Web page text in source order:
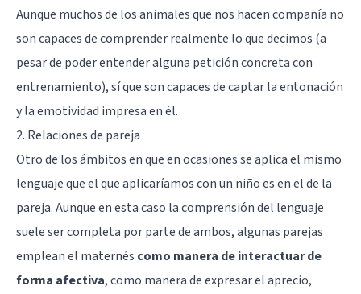
Aunque muchos de los animales que nos hacen compañía no
son capaces de comprender realmente lo que decimos (a
pesar de poder entender alguna petición concreta con
entrenamiento), sí que son capaces de captar la entonación
y la emotividad impresa en él.
2. Relaciones de pareja
Otro de los ámbitos en que en ocasiones se aplica el mismo
lenguaje que el que aplicaríamos con un niño es en el de la
pareja. Aunque en esta caso la comprensión del lenguaje
suele ser completa por parte de ambos, algunas parejas
emplean el maternés como manera de interactuar de
forma afectiva, como manera de expresar el aprecio,